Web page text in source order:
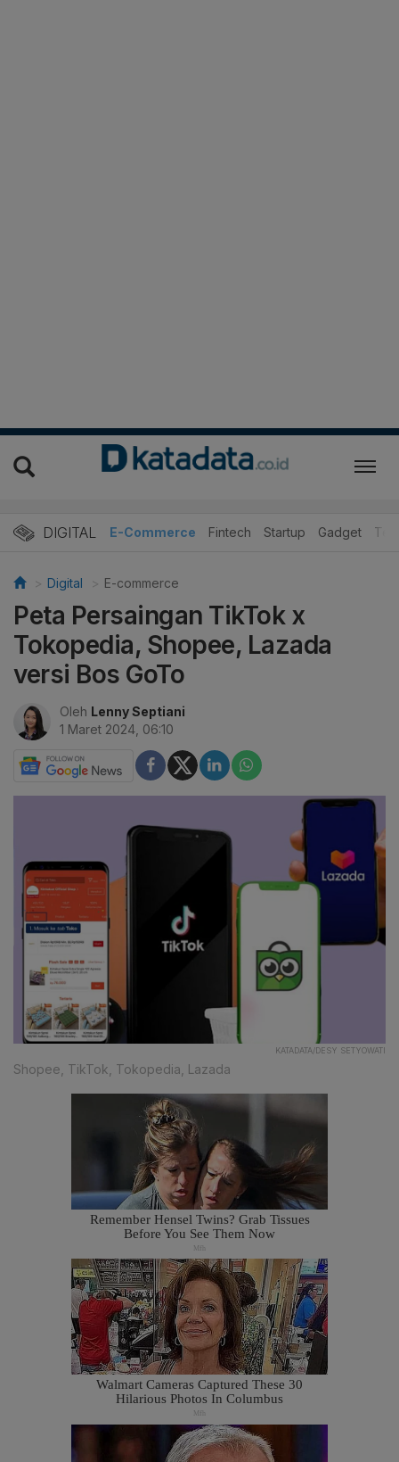
DIGITAL E-Commerce Fintech Startup Gadget
Digital E-commerce
Peta Persaingan TikTok x
Tokopedia, Shopee, Lazada
versi Bos GoTo
Oleh Lenny Septiani
1 Maret 2024, 06:10
KATADATA/DESY SETYOWATI
Shopee, TikTok, Tokopedia, Lazada